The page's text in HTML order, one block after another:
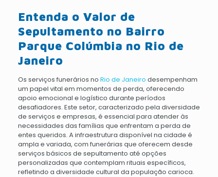
Entenda o Valor de
Sepultamento no Bairro
Parque Colúmbia no Rio de
Janeiro
Os serviços funerários no Rio de Janeiro desempenham
um papel vital em momentos de perda, oferecendo
apoio emocional e logístico durante períodos
desafiadores. Este setor, caracterizado pela diversidade
de serviços e empresas, é essencial para atender às
necessidades das famílias que enfrentam a perda de
entes queridos. A infraestrutura disponível na cidade é
ampla e variada, com funerárias que oferecem desde
serviços básicos de sepultamento até opções
personalizadas que contemplam rituais específicos,
refletindo a diversidade cultural da população carioca.